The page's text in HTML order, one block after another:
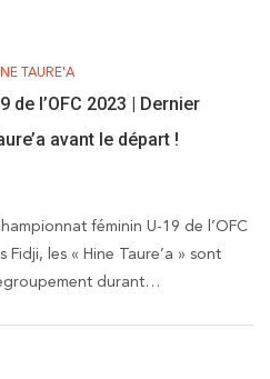
TAURE'A
de l’OFC 2023 | Dernier
avant le départ !
féminin U-19 de l’OFC
les « Hine Taure’a » sont
durant…